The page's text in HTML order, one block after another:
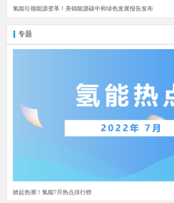
氢能引领能源变革！美锦能源碳中和绿色发展报告发布
专题
掀起热潮！氢能7月热点排行榜